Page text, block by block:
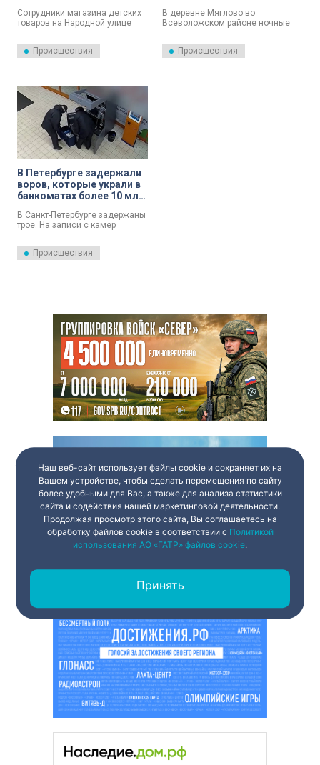
рублей
Сотрудники магазина детских
товаров на Народной улице
младенцев — десятки банок и
пачек на 30 тысяч рублей —
видеонаблюдения.
Происшествия
района
В деревне Мяглово во
Всеволожском районе ночные
воры наведались в офис
компании, которая занимается
вывозом отходов. Под
Происшествия
В Петербурге задержали
воров, которые украли в
банкоматах более 10 млн
В Санкт-Петербурге задержаны
трое. На записи с камер
на улице Олеко Дундича.
Происшествия
Наш веб-сайт использует файлы cookie и сохраняет их на
Вашем устройстве, чтобы сделать перемещения по сайту
более удобными для Вас, а также для анализа статистики
сайта и содействия нашей маркетинговой деятельности.
Продолжая просмотр этого сайта, Вы соглашаетесь на
обработку файлов cookie в соответствии с Политикой
использования АО «ГАТР» файлов cookie.
Принять